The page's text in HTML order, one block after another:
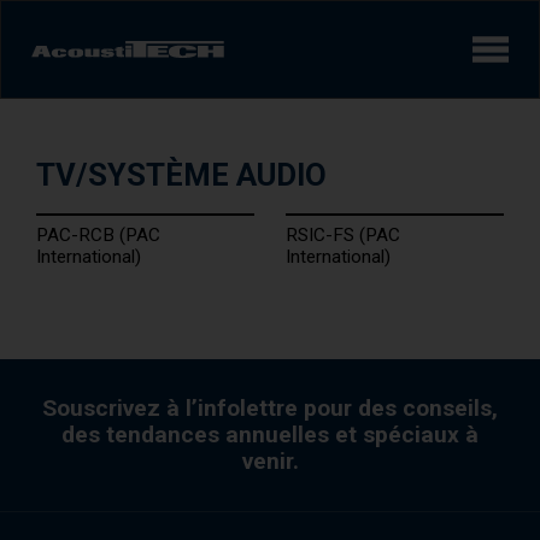
Services et solutions
Apprendre
TV/SYSTÈME AUDIO
PAC-RCB (PAC
International)
RSIC-FS (PAC
International)
Souscrivez à l’infolettre pour des conseils,
des tendances annuelles et spéciaux à
venir.